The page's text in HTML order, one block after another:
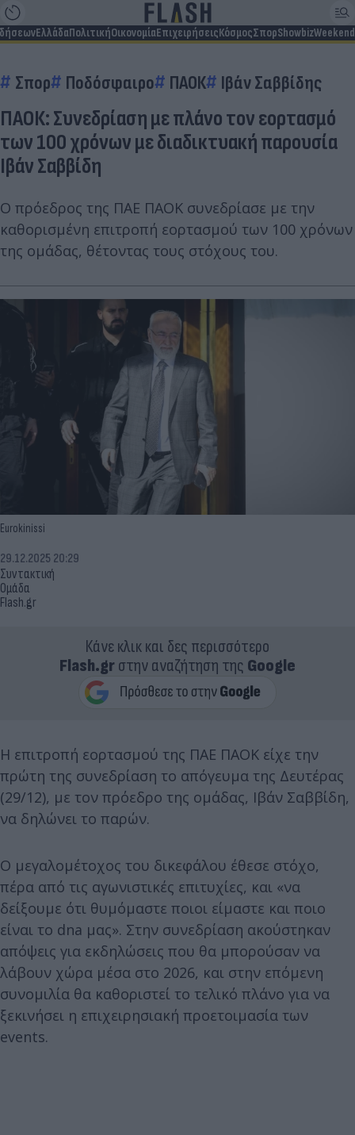
ΕλλάδαΠολιτικήΟικονομίαΕπιχειρήσειςΚόσμοςΣπορShowbizWeekend
Σπορ Ποδόσφαιρο ΠΑΟΚ Ιβάν Σαββίδης
ΠΑΟΚ: Συνεδρίαση με πλάνο τον εορτασμό
των 100 χρόνων με διαδικτυακή παρουσία
Ιβάν Σαββίδη
Ο πρόεδρος της ΠΑΕ ΠΑΟΚ συνεδρίασε με την
καθορισμένη επιτροπή εορτασμού των 100 χρόνων
της ομάδας, θέτοντας τους στόχους του.
Eurokinissi
Συντακτική
Ομάδα
Flash.gr
29.12.2025 20:29
Κάνε κλικ και δες περισσότερο
Flash.grστην αναζήτηση της Google
Η επιτροπή εορτασμού της ΠΑΕ ΠΑΟΚ είχε την
πρώτη της συνεδρίαση το απόγευμα της Δευτέρας
(29/12), με τον πρόεδρο της ομάδας, Ιβάν Σαββίδη,
να δηλώνει το παρών.
Ο μεγαλομέτοχος του δικεφάλου έθεσε στόχο,
πέρα από τις αγωνιστικές επιτυχίες, και «να
δείξουμε ότι θυμόμαστε ποιοι είμαστε και ποιο
είναι το dna μας». Στην συνεδρίαση ακούστηκαν
απόψεις για εκδηλώσεις που θα μπορούσαν να
λάβουν χώρα μέσα στο 2026, και στην επόμενη
συνομιλία θα καθοριστεί το τελικό πλάνο για να
ξεκινήσει η επιχειρησιακή προετοιμασία των
events.